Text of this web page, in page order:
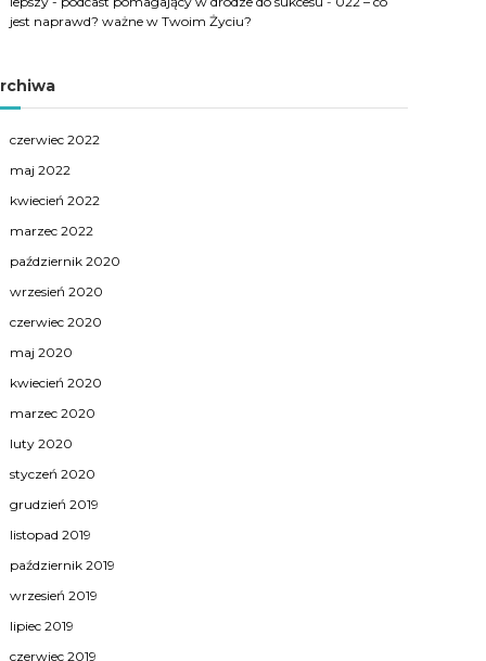
jest naprawd? ważne w Twoim Życiu?
czerwiec 2022
maj 2022
kwiecień 2022
marzec 2022
październik 2020
wrzesień 2020
czerwiec 2020
maj 2020
kwiecień 2020
marzec 2020
luty 2020
styczeń 2020
grudzień 2019
listopad 2019
październik 2019
wrzesień 2019
lipiec 2019
czerwiec 2019